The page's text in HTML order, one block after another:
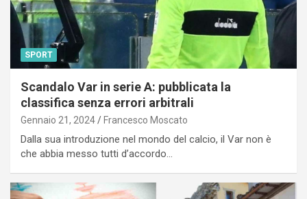
SPORT
Scandalo Var in serie A: pubblicata la
classifica senza errori arbitrali
Gennaio 21, 2024 Francesco Moscato
Dalla sua introduzione nel mondo del calcio, il Var non è
che abbia messo tutti d’accordo…